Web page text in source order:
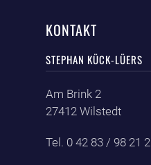
KONTAKT
STEPHAN KÜCK-LÜERS
Am Brink 2
27412 Wilstedt
Tel. 0 42 83 / 98 21